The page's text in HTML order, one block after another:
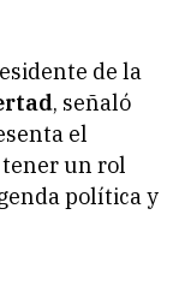
de la
, señaló
el
un rol
política y